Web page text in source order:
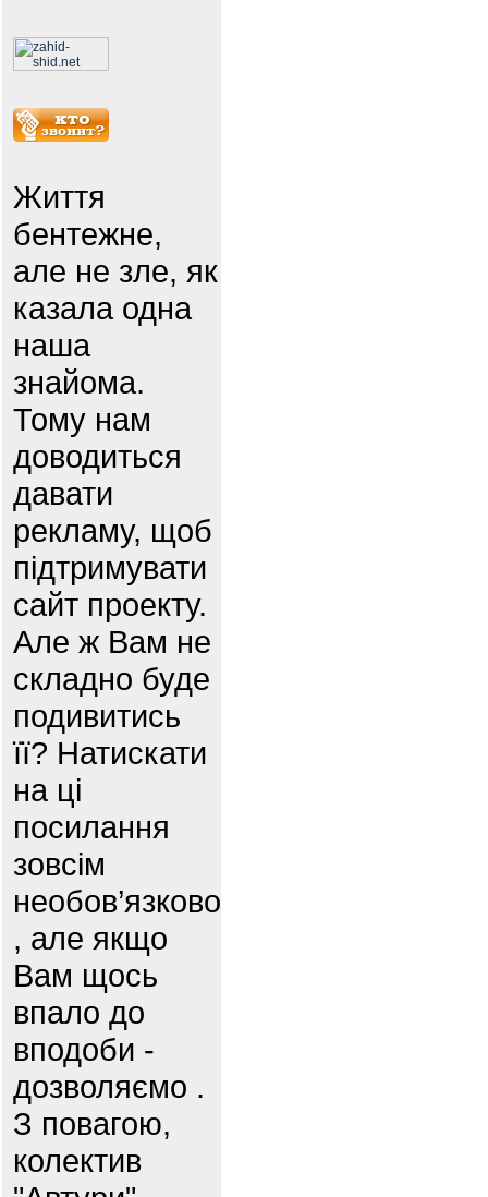
Життя
бентежне,
але не зле, як
казала одна
наша
знайома.
Тому нам
доводиться
давати
рекламу, щоб
підтримувати
сайт проекту.
Але ж Вам не
складно буде
подивитись
її? Натискати
на ці
посилання
зовсім
необов’язково
, але якщо
Вам щось
впало до
вподоби -
дозволяємо .
З повагою,
колектив